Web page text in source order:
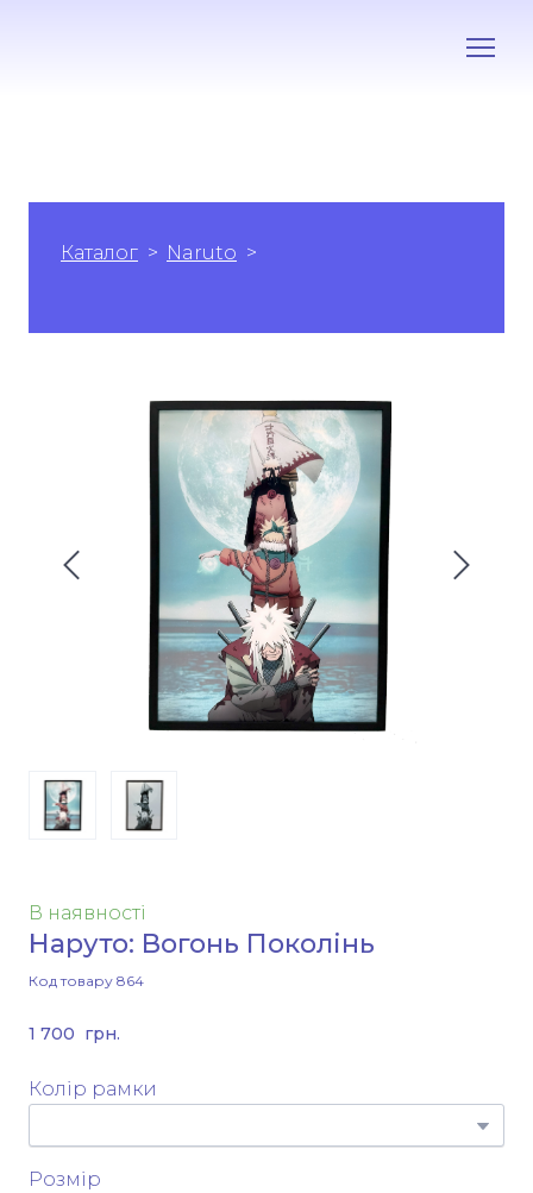
Каталог Naruto
В наявності
Наруто: Вогонь Поколінь
Код товару 864
1 700  грн.
Колір рамки
Розмір